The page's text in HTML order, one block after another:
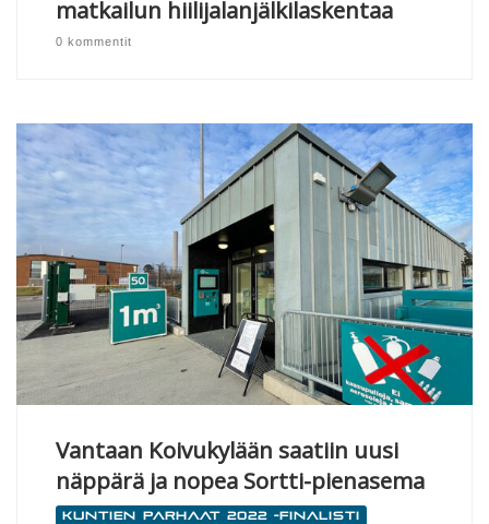
matkailun hiilijalanjälkilaskentaa
0 kommentit
Vantaan Koivukylään saatiin uusi
näppärä ja nopea Sortti-pienasema
Kuntien parhaat 2022 -finalisti